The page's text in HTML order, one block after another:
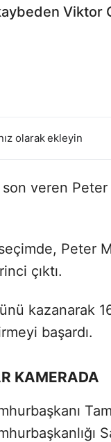
olarak ekleyin
son veren
Peter
çıktı.
kazanarak
başardı.
KAMERADA